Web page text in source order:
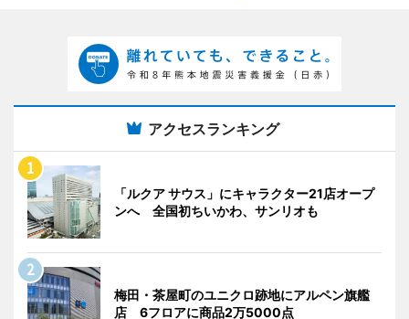
アクセスランキング
「ルクア サウス」にキャラクター21店オープ
ンへ 全国初ちいかわ、サンリオも
梅田・茶屋町のユニクロ跡地にアルペン旗艦
店 6フロアに商品2万5000点